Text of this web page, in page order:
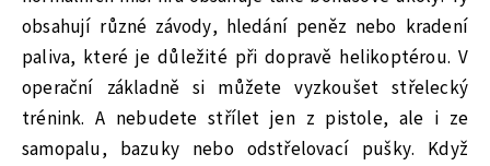
obsahují různé závody, hledání peněz nebo kradení
paliva, které je důležité při dopravě helikoptérou. V
operační základně si můžete vyzkoušet střelecký
trénink. A nebudete střílet jen z pistole, ale i ze
samopalu, bazuky nebo odstřelovací pušky. Když